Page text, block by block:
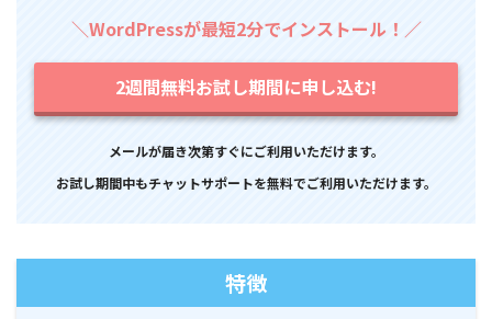
＼WordPressが最短2分でインストール！／
2週間無料お試し期間に申し込む!
メールが届き次第すぐにご利用いただけます。
お試し期間中もチャットサポートを無料でご利用いただけます。
特徴